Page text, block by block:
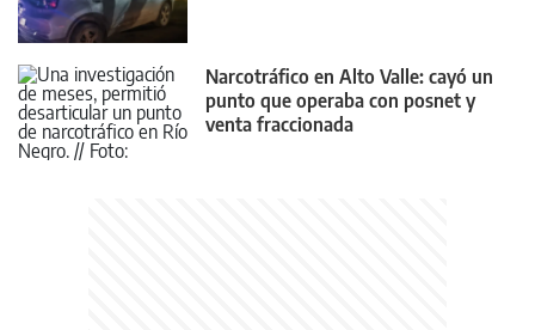
Narcotráfico en Alto Valle: cayó un
punto que operaba con posnet y
venta fraccionada